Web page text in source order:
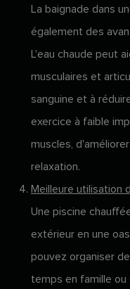
La baignade dans
également des
L'eau chaude peut
musculaires et
sanguine et à
exercice à faible
muscles,
relaxation.
Meilleure utilisation
Une piscine
extérieur en une
pouvez organiser
temps en famille